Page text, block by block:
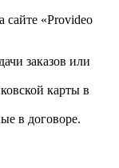
сайте «Provideo
заказов или
карты в
в договоре.